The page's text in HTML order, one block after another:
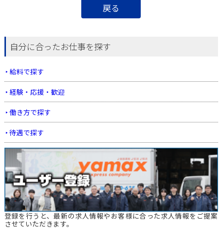
戻る
自分に合ったお仕事を探す
給料で探す
経験・応援・歓迎
働き方で探す
待遇で探す
登録を行うと、最新の求人情報やお客様に合った求人情報をご提案
させていただきます。